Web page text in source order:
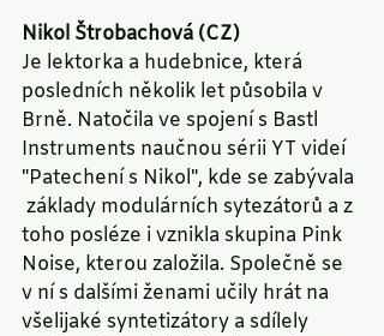
Nikol Štrobachová (CZ)
Je lektorka a hudebnice, která
posledních několik let působila v
Brně. Natočila ve spojení s Bastl
Instruments naučnou sérii YT videí
"Patechení s Nikol", kde se zabývala
základy modulárních sytezátorů a z
toho posléze i vznikla skupina Pink
Noise, kterou založila. Společně se
v ní s dalšími ženami učily hrát na
všelijaké syntetizátory a sdílely